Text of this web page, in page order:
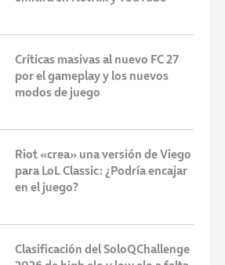
Críticas masivas al nuevo FC 27
por el gameplay y los nuevos
modos de juego
Riot «crea» una versión de Viego
para LoL Classic: ¿Podría encajar
en el juego?
Clasificación del SoloQChallenge